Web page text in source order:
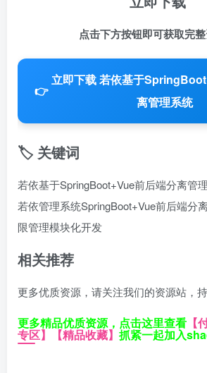
点击下方按钮即可获取完整
👉
立即下载 若依基于
离管理系统
🏷️ 关键词
若依基于SpringBoot+Vue前后端分离管
若依管理系统SpringBoot+Vue前后端分
限管理模块化开发
相关推荐
更多优质资源，请关注我们的资源站，
更多精品优质资源，点击这里查看 【
专区】 【精品收藏】 抓紧一起加入